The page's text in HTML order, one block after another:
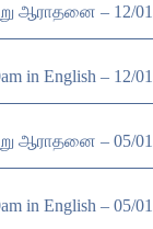
ஆராதனை – 12/
in English – 12/
ஆராதனை – 05/
in English – 05/